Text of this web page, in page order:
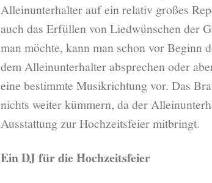
Alleinunterhalter auf ein relativ großes
auch das Erfüllen von Liedwünschen der
man möchte, kann man schon vor Beginn
dem Alleinunterhalter absprechen oder
eine bestimmte Musikrichtung vor. Das
nichts weiter kümmern, da der
Ausstattung zur Hochzeitsfeier mitbringt.
Ein DJ für die Hochzeitsfeier